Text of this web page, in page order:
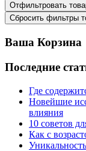
Ваша Корзина
Последние
Где
Новейшие
влияния
10 советов
Как с